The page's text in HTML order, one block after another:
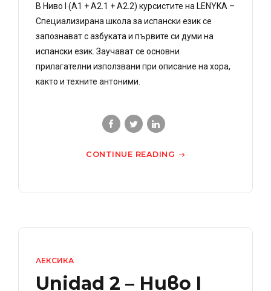
В Ниво I (A1 + A2.1 + A2.2) курсистите на LENYKA –
Специализирана школа за испански език се
запознават с азбуката и първите си думи на
испански език. Заучават се основни
прилагателни използвани при описание на хора,
както и техните антоними.
CONTINUE READING
ЛЕКСИКА
Unidad 2 – Ниво I